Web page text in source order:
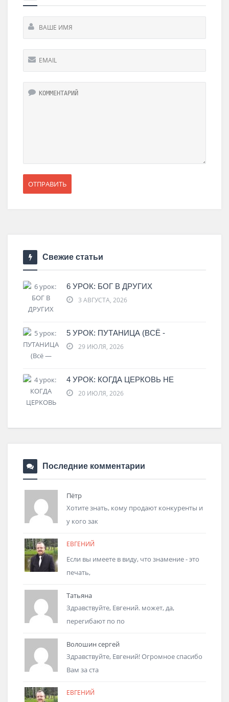
Свежие статьи
6 УРОК: БОГ В ДРУГИХ
3 АВГУСТА, 2026
5 УРОК: ПУТАНИЦА (ВСЁ -
29 ИЮЛЯ, 2026
4 УРОК: КОГДА ЦЕРКОВЬ НЕ
20 ИЮЛЯ, 2026
Последние комментарии
Пётр
Хотите знать, кому продают конкуренты и
у кого зак
ЕВГЕНИЙ
Если вы имеете в виду, что знамение - это
печать,
Татьяна
Здравствуйте, Евгений. может, да,
перегибают по по
Волошин сергей
Здравствуйте, Евгений! Огромное спасибо
Вам за ста
ЕВГЕНИЙ